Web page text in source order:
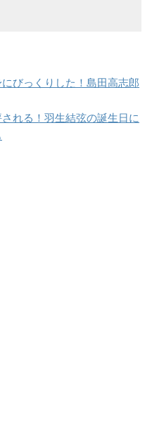
びっくりした！島田高志郎
れる！羽生結弦の誕生日に